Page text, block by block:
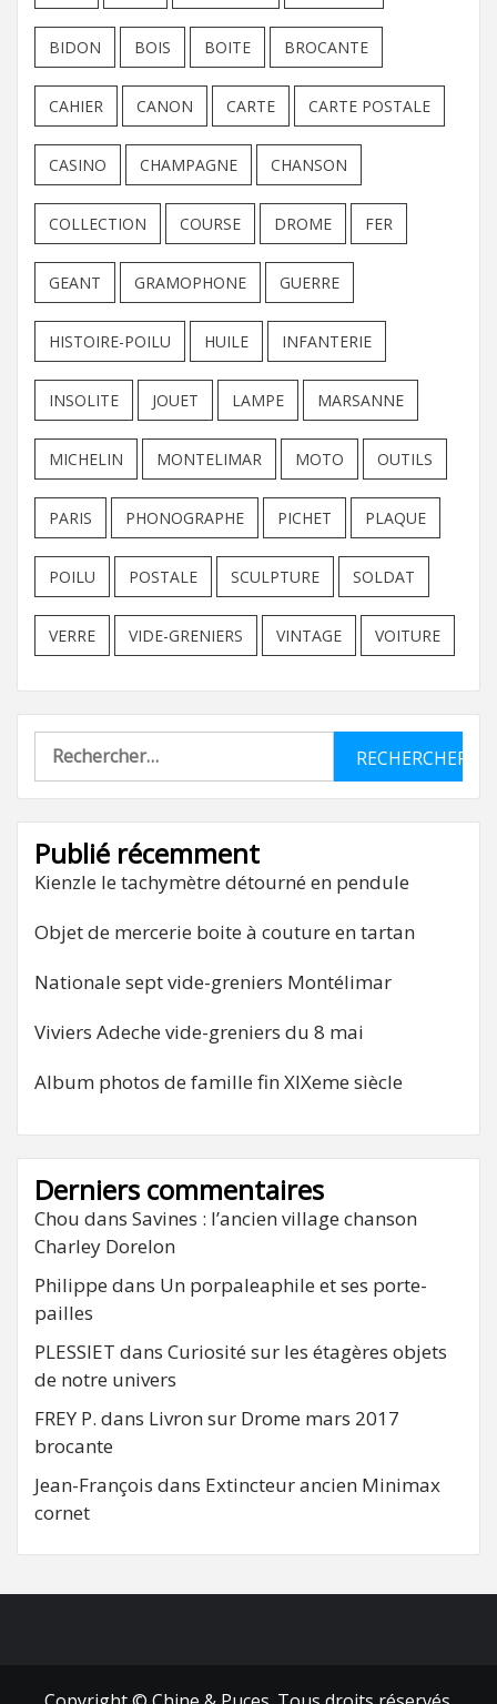
BIDON BOIS BOITE BROCANTE
CAHIER CANON CARTE CARTE POSTALE
CASINO CHAMPAGNE CHANSON
COLLECTION COURSE DROME FER
GEANT GRAMOPHONE GUERRE
HISTOIRE-POILU HUILE INFANTERIE
INSOLITE JOUET LAMPE MARSANNE
MICHELIN MONTELIMAR MOTO OUTILS
PARIS PHONOGRAPHE PICHET PLAQUE
POILU POSTALE SCULPTURE SOLDAT
VERRE VIDE-GRENIERS VINTAGE VOITURE
Rechercher :
Publié récemment
Kienzle le tachymètre détourné en pendule
Objet de mercerie boite à couture en tartan
Nationale sept vide-greniers Montélimar
Viviers Adeche vide-greniers du 8 mai
Album photos de famille fin XIXeme siècle
Derniers commentaires
Chou dans Savines : l’ancien village chanson
Charley Dorelon
Philippe dans Un porpaleaphile et ses porte-
pailles
PLESSIET dans Curiosité sur les étagères objets
de notre univers
FREY P. dans Livron sur Drome mars 2017
brocante
Jean-François dans Extincteur ancien Minimax
cornet